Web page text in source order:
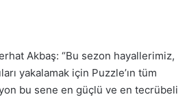
Akbaş: “Bu sezon hayallerimiz,
yakalamak için Puzzle’ın tüm
bu sene en güçlü ve en tecrübeli